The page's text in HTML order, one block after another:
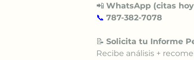
📲 WhatsApp (citas
📞 787-382-7078
📝 Solicita tu Informe
Recibe análisis +